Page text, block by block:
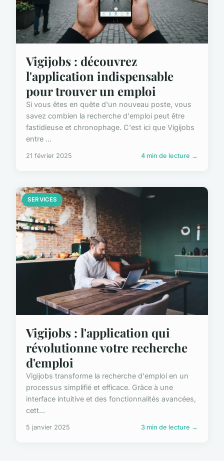
Vigijobs : découvrez
l'application indispensable
pour trouver un emploi
Si vous êtes en quête d'un nouveau poste, vous
savez combien la recherche d'emploi peut être
fastidieuse et chronophage. C'est ici que Vigijobs
entre ...
21 février 2025 4 min de lecture →
SERVICES
Vigijobs : l'application qui
révolutionne votre recherche
d'emploi
Vigijobs transforme la recherche d'emploi en un
processus simplifié et efficace. Grâce à une
interface intuitive et des fonctionnalités avancées,
cett...
5 janvier 2025 3 min de lecture →